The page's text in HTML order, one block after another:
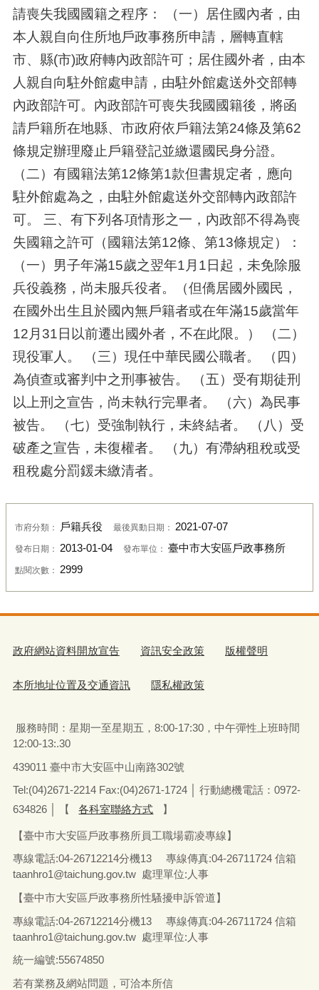
請喪失我國國籍之程序： （一）居住國內者，由
本人親自向住所地戶政事務所申請，層轉直轄
市、縣(市)政府轉內政部許可；居住國外者，由本
人親自向駐外館處申請，由駐外館處送外交部轉
內政部許可。內政部許可喪失我國國籍後，將函
請戶籍所在地縣、市政府依戶籍法第24條及第62
條規定辦理廢止戶籍登記並繳還國民身分證。
（二）有國籍法第12條第1款但書規定者，應向
駐外館處為之，由駐外館處送外交部轉內政部許
可。 三、有下列各項情形之一，內政部不得為喪
失國籍之許可（國籍法第12條、第13條規定）：
（一）男子年滿15歲之翌年1月1日起，未免除服
兵役義務，尚未服兵役者。（但僑居國外國民，
在國外出生且於國內無戶籍者或在年滿15歲當年
12月31日以前遷出國外者，不在此限。） （二）
現役軍人。 （三）現任中華民國公職者。 （四）
為偵查或審判中之刑事被告。 （五）受有期徒刑
以上刑之宣告，尚未執行完畢者。 （六）為民事
被告。 （七）受強制執行，未終結者。 （八）受
破產之宣告，未復權者。 （九）有滯納租稅或受
租稅處分罰鍰未繳清者。
市府分類： 戶籍兵役 最後異動日期： 2021-07-07
發布日期： 2013-01-04 發布單位： 臺中市大安區戶政事務所
點閱次數： 2999
政府網站資料開放宣告 資訊安全政策 版權聲明
本所地址位置及交通資訊 隱私權政策
服務時間：星期一至星期五 ， 8:00-17:30，中午彈性上班時間
12:00-13:.30
439011 臺中市大安區中山南路302號
Tel:(04)2671-2214 Fax:(04)2671-1724 │ 行動總機電話：0972-
634826
【 各科室聯絡方式 】
【臺中市大安區戶政事務所員工職場霸凌專線】
專線電話:04-26712214分機13 專線傳真:04-26711724 信箱
taanhro1@taichung.gov.tw 處理單位:人事
【臺中市大安區戶政事務所性騷擾申訴管道】
專線電話:04-26712214分機13 專線傳真:04-26711724 信箱
taanhro1@taichung.gov.tw 處理單位:人事
統一編號:55674850
若有業務及網站問題，可洽本所信